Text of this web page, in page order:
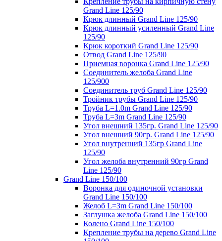
Grand Line 125/90
Крюк длинный Grand Line 125/90
Крюк длинный усиленный Grand Line
125/90
Крюк короткий Grand Line 125/90
Отвод Grand Line 125/90
Приемная воронка Grand Line 125/90
Соединитель желоба Grand Line
125/900
Соединитель труб Grand Line 125/90
Тройник трубы Grand Line 125/90
Труба L=1.0m Grand Line 125/90
Труба L=3m Grand Line 125/90
Угол внешний 135гр. Grand Line 125/90
Угол внешний 90гр. Grand Line 125/90
Угол внутренний 135гр Grand Line
125/90
Угол желоба внутренний 90гр Grand
Line 125/90
Grand Line 150/100
Воронка для одиночной установки
Grand Line 150/100
Желоб L=3m Grand Line 150/100
Заглушка желоба Grand Line 150/100
Колено Grand Line 150/100
Крепление трубы на дерево Grand Line